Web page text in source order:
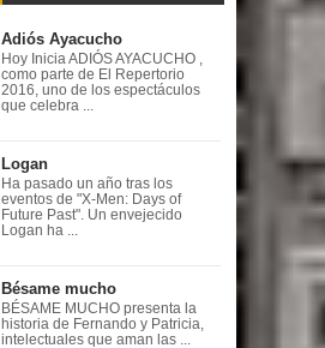
Adiós Ayacucho
Hoy Inicia ADIÓS AYACUCHO ,
como parte de El Repertorio
2016, uno de los espectáculos
que celebra ...
Logan
Ha pasado un año tras los
eventos de "X-Men: Days of
Future Past". Un envejecido
Logan ha ...
Bésame mucho
BÉSAME MUCHO presenta la
historia de Fernando y Patricia,
intelectuales que aman las ...